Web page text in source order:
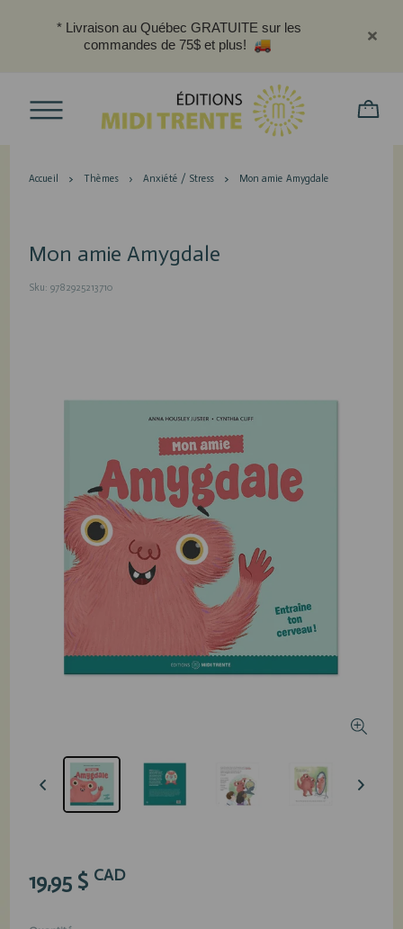
* Livraison au Québec GRATUITE sur les
commandes de 75$ et plus!
Accueil Thèmes Anxiété / Stress Mon amie Amygdale
Mon amie Amygdale
Sku: 9782925213710
19,95 $ CAD